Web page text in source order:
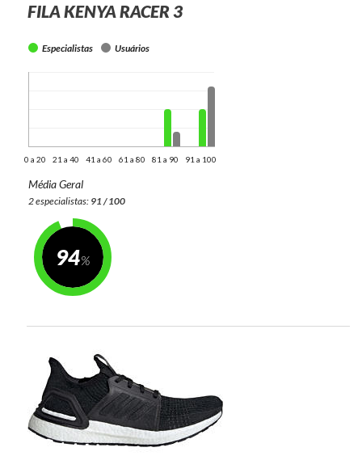
FILA KENYA RACER 3
Especialistas Usuários
0 a 20 21 a 40 41 a 60 61 a 80 81 a 90 91 a 100
Média Geral
2 especialistas: 91 / 100
94